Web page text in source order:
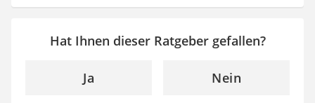
Hat Ihnen dieser Ratgeber gefallen?
Ja Nein